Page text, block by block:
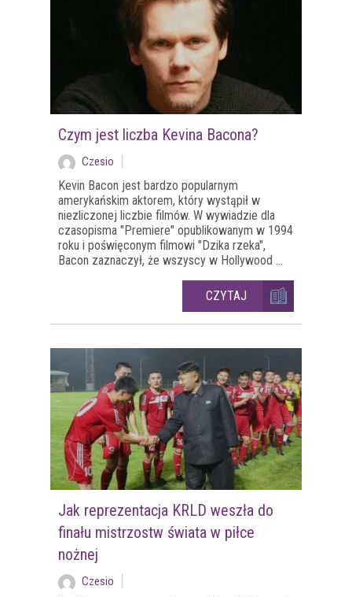
Czym jest liczba Kevina Bacona?
Czesio
Kevin Bacon jest bardzo popularnym
amerykańskim aktorem, który wystąpił w
niezliczonej liczbie filmów. W wywiadzie dla
czasopisma "Premiere" opublikowanym w 1994
roku i poświęconym filmowi "Dzika rzeka",
Bacon zaznaczył, że wszyscy w Hollywood ...
CZYTAJ
Jak reprezentacja KRLD weszła do
finału mistrzostw świata w piłce
nożnej
Czesio